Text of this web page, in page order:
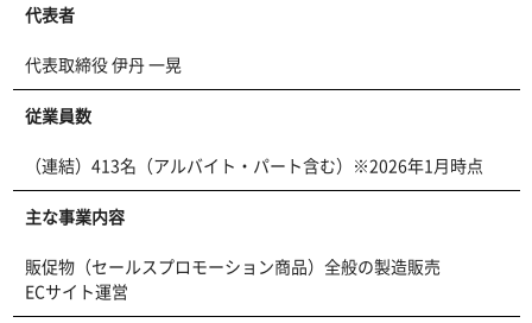
代表者
代表取締役 伊丹 一晃
従業員数
（連結）413名（アルバイト・パート含む）※2026年1月時点
主な事業内容
販促物（セールスプロモーション商品）全般の製造販売
ECサイト運営